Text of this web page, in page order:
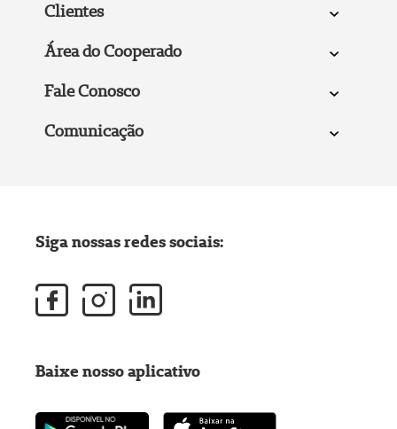
Clientes
Área do Cooperado
Fale Conosco
Comunicação
Siga nossas redes sociais:
Baixe nosso aplicativo